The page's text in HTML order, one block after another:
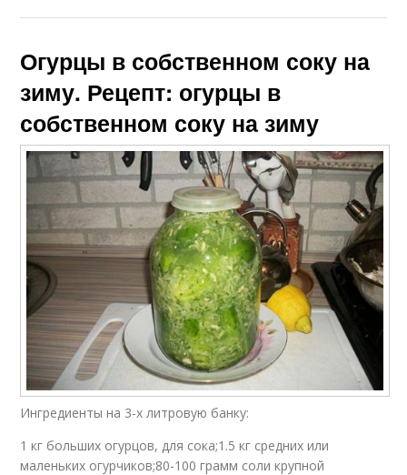
Огурцы в собственном соку на
зиму. Рецепт: огурцы в
собственном соку на зиму
Ингредиенты на 3-х литровую банку:
1 кг больших огурцов, для сока;1.5 кг средних или
маленьких огурчиков;80-100 грамм соли крупной